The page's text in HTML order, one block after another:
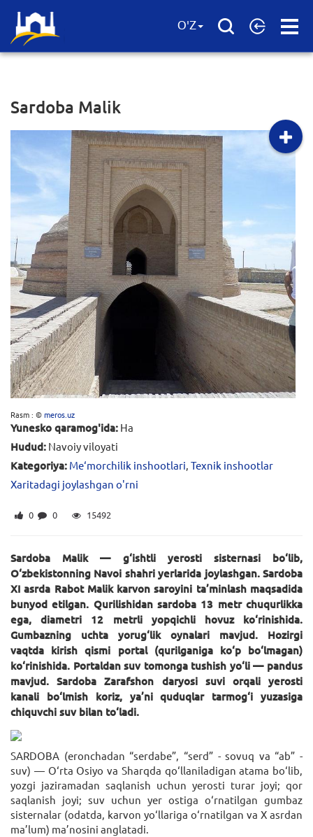
Open
O'Z
Sardoba Malik
Rasm : ©meros.uz
Yunesko qaramog'ida: Ha
Hudud: Navoiy viloyati
Kategoriya: Me‘morchilik inshootlari, Texnik inshootlar
Xaritadagi joylashgan o'rni
0 0 15492
Sardoba Malik — g‘ishtli yerosti sisternasi bo‘lib,
O‘zbekistonning Navoi shahri yerlarida joylashgan. Sardoba
XI asrda Rabot Malik karvon saroyini ta’minlash maqsadida
bunyod etilgan. Qurilishidan sardoba 13 metr chuqurlikka
ega, diametri 12 metrli yopqichli hovuz ko‘rinishida.
Gumbazning uchta yorug‘lik oynalari mavjud. Hozirgi
vaqtda kirish qismi portal (qurilganiga ko‘p bo‘lmagan)
ko‘rinishida. Portaldan suv tomonga tushish yo‘li — pandus
mavjud. Sardoba Zarafshon daryosi suvi orqali yerosti
kanali bo‘lmish koriz, ya’ni quduqlar tarmog‘i yuzasiga
chiquvchi suv bilan to‘ladi.
SARDOBA (eronchadan “serdabe”, “serd” - sovuq va “ab” -
suv) — O‘rta Osiyo va Sharqda qo‘llaniladigan atama bo‘lib,
yozgi jaziramadan saqlanish uchun yerosti turar joyi; qor
saqlanish joyi; suv uchun yer ostiga o‘rnatilgan gumbaz
sisternalar (odatda, karvon yo‘llariga o‘rnatilgan va X asrdan
ma’lum) ma’nosini anglatadi.